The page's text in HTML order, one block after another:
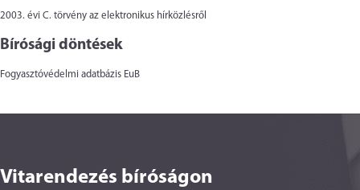
2003. évi C. törvény az elektronikus hírközlésről
Bírósági döntések
Fogyasztóvédelmi adatbázis EuB
Vitarendezés bíróságon